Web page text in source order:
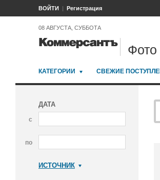
ВОЙТИ Регистрация
08 АВГУСТА, СУББОТА
Фото
КАТЕГОРИИ СВЕЖИЕ
ДАТА
с
по
ИСТОЧНИК